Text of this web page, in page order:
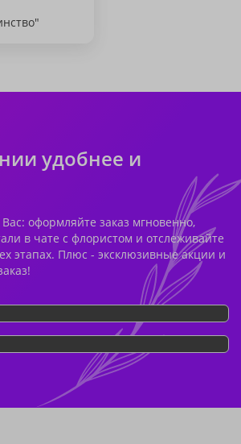
удобнее и
оформляйте заказ мгновенно,
в чате с флористом и отслеживайте
этапах. Плюс - эксклюзивные акции и